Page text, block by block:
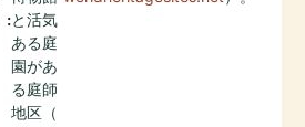
:と活気
ある庭
園があ
る庭師
地区（